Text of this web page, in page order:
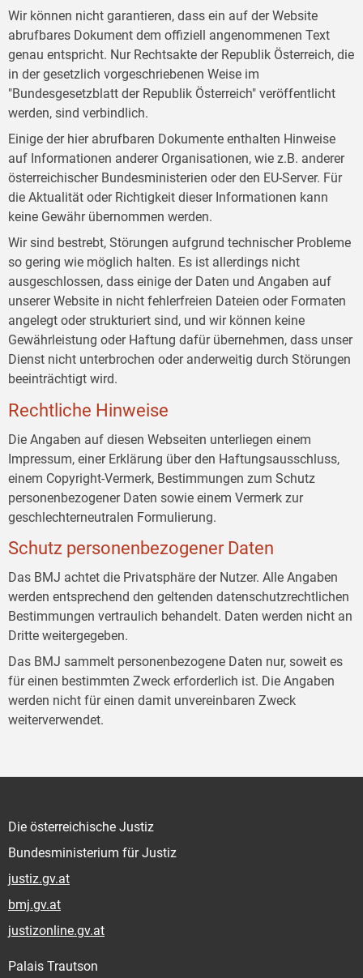
Wir können nicht garantieren, dass ein auf der Website
abrufbares Dokument dem offiziell angenommenen Text
genau entspricht. Nur Rechtsakte der Republik Österreich, die
in der gesetzlich vorgeschriebenen Weise im
"Bundesgesetzblatt der Republik Österreich" veröffentlicht
werden, sind verbindlich.
Einige der hier abrufbaren Dokumente enthalten Hinweise
auf Informationen anderer Organisationen, wie z.B. anderer
österreichischer Bundesministerien oder den EU-Server. Für
die Aktualität oder Richtigkeit dieser Informationen kann
keine Gewähr übernommen werden.
Wir sind bestrebt, Störungen aufgrund technischer Probleme
so gering wie möglich halten. Es ist allerdings nicht
ausgeschlossen, dass einige der Daten und Angaben auf
unserer Website in nicht fehlerfreien Dateien oder Formaten
angelegt oder strukturiert sind, und wir können keine
Gewährleistung oder Haftung dafür übernehmen, dass unser
Dienst nicht unterbrochen oder anderweitig durch Störungen
beeinträchtigt wird.
Rechtliche Hinweise
Die Angaben auf diesen Webseiten unterliegen einem
Impressum, einer Erklärung über den Haftungsausschluss,
einem Copyright-Vermerk, Bestimmungen zum Schutz
personenbezogener Daten sowie einem Vermerk zur
geschlechterneutralen Formulierung.
Schutz personenbezogener Daten
Das BMJ achtet die Privatsphäre der Nutzer. Alle Angaben
werden entsprechend den geltenden datenschutzrechtlichen
Bestimmungen vertraulich behandelt. Daten werden nicht an
Dritte weitergegeben.
Das BMJ sammelt personenbezogene Daten nur, soweit es
für einen bestimmten Zweck erforderlich ist. Die Angaben
werden nicht für einen damit unvereinbaren Zweck
weiterverwendet.
Die österreichische Justiz
Bundesministerium für Justiz
justiz.gv.at
bmj.gv.at
justizonline.gv.at
Palais Trautson